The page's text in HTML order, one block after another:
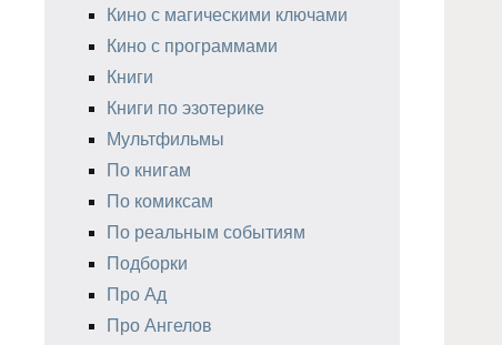
Кино с магическими ключами
Кино с программами
Книги
Книги по эзотерике
Мультфильмы
По книгам
По комиксам
По реальным событиям
Подборки
Про Ад
Про Ангелов